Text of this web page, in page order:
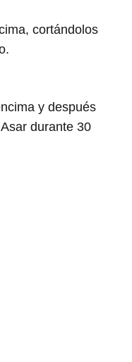
cortándolos
y después
durante 30